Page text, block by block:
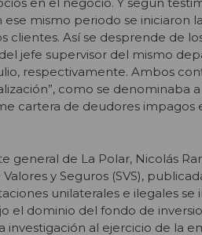
en el negocio. Y según
ese mismo periodo se iniciaron
clientes. Así se desprende de
jefe supervisor del mismo
respectivamente. Ambos
como se denominaba
cartera de deudores impagos
general de La Polar, Nicolás
y Seguros (SVS),
unilaterales e ilegales se
el dominio del fondo de
investigación al ejercicio de la